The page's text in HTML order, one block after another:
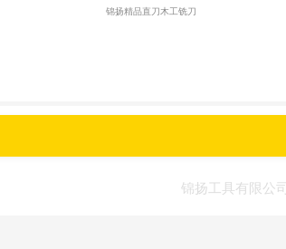
锦扬精品直刀木工铣刀
锦扬工具有限公司